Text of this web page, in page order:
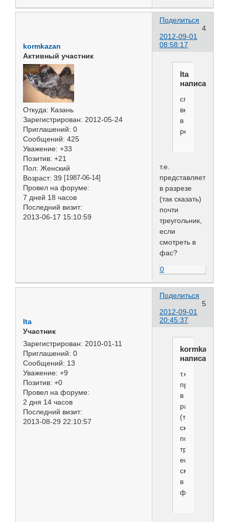
Поделиться
4
2012-09-01
08:58:17
kormkazan
Активный участник
Откуда: Казань
Зарегистрирован: 2012-05-24
Приглашений: 0
Сообщений: 425
Уважение: +33
Позитив: +21
Пол: Женский
Возраст: 39 [1987-06-14]
Провел на форуме:
7 дней 18 часов
Последний визит:
2013-06-17 15:10:59
Ita
написал(а):
сплющена
внизу
в
ребрах
т.е.
представляет
в разрезе
(так сказать)
почти
треугольник,
если
смотреть в
фас?
0
Поделиться
5
2012-09-01
20:45:37
Ita
Участник
Зарегистрирован: 2010-01-11
Приглашений: 0
Сообщений: 13
Уважение: +9
Позитив: +0
Провел на форуме:
2 дня 14 часов
Последний визит:
2013-08-29 22:10:57
kormkazan
написал(а):
т.е.
представляет
в
разрезе
(так
сказать)
почти
треугольник,
если
смотреть
в
фас?